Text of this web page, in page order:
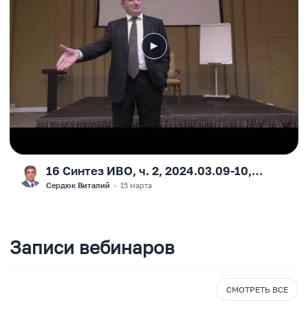
F
16 Синтез ИВО, ч. 2, 2024.03.09-10,
Москва, Виталий Сердюк
Сердюк Виталий · 15 марта
Записи вебинаров
СМОТРЕТЬ ВСЕ